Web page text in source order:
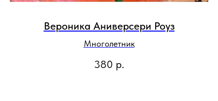
Вероника Аниверсери Роуз
Многолетник
380 р.